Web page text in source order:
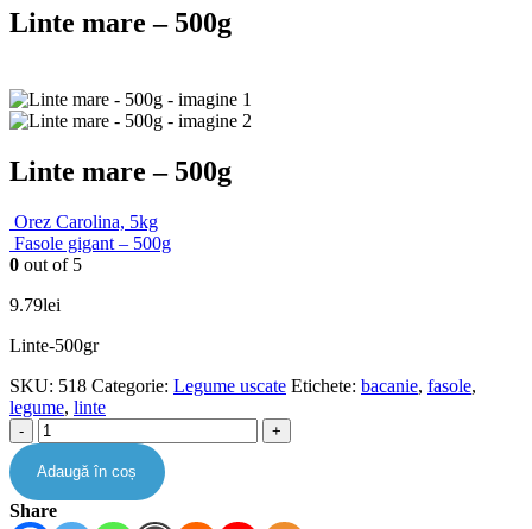
Linte mare – 500g
Linte mare – 500g
Orez Carolina, 5kg
Fasole gigant – 500g
0 out of 5
9.79lei
Linte-500gr
SKU: 518 Categorie: Legume uscate Etichete: bacanie, fasole,
legume, linte
- +
Adaugă în coș
Share